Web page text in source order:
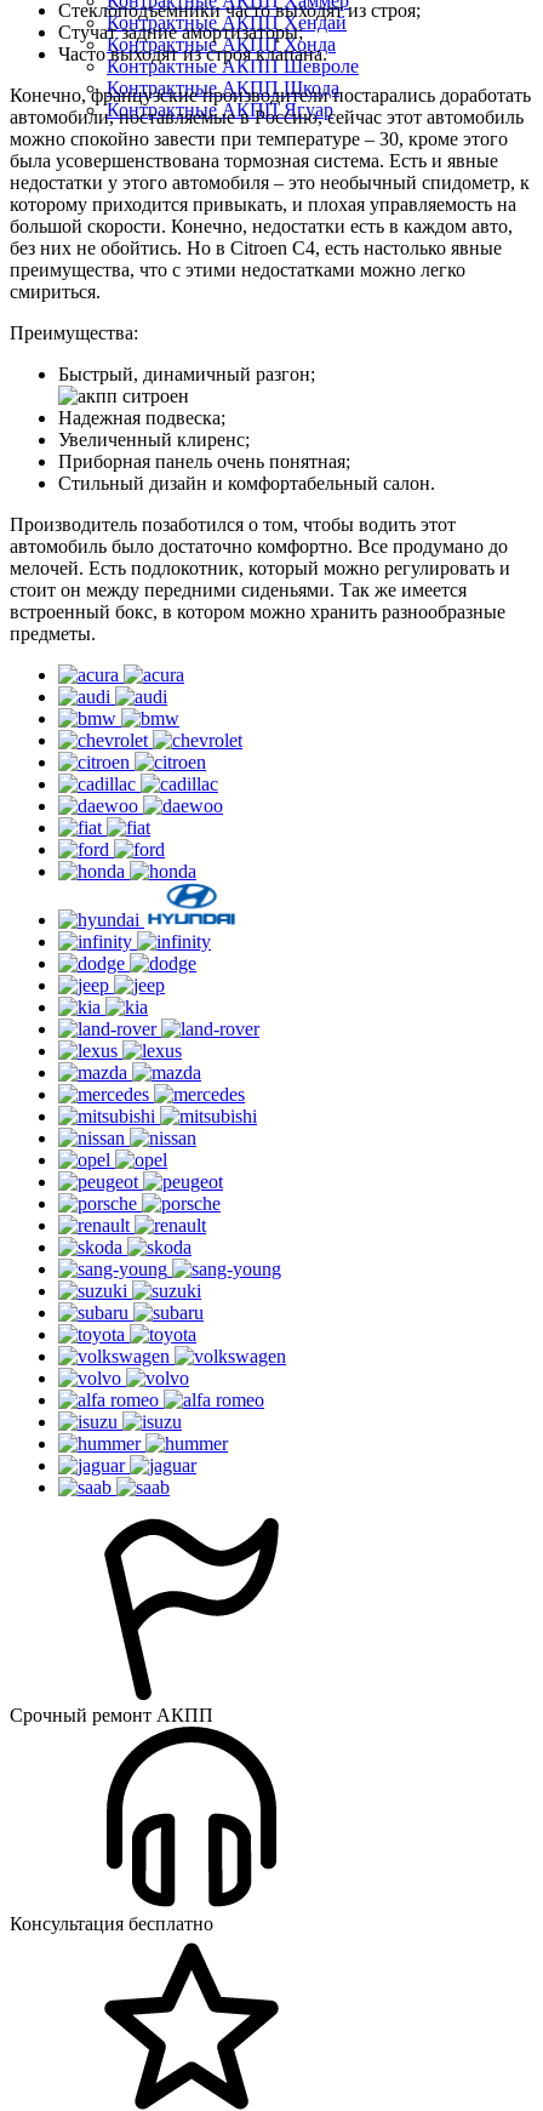
Контрактные АКПП Хендай
Контрактные АКПП Хонда
Контрактные АКПП Шевроле
Контрактные АКПП Шкода
Контрактные АКПП Ягуар
Стеклоподъемники часто выходят из строя;
Стучат задние амортизаторы;
Часто выходят из строя клапана.
Конечно, французские производители постарались доработать
автомобили, поставляемые в Россию, сейчас этот автомобиль
можно спокойно завести при температуре – 30, кроме этого
была усовершенствована тормозная система. Есть и явные
недостатки у этого автомобиля – это необычный спидометр, к
которому приходится привыкать, и плохая управляемость на
большой скорости. Конечно, недостатки есть в каждом авто,
без них не обойтись. Но в Citroen C4, есть настолько явные
преимущества, что с этими недостатками можно легко
смириться.
Преимущества:
Быстрый, динамичный разгон;
Надежная подвеска;
Увеличенный клиренс;
Приборная панель очень понятная;
Стильный дизайн и комфортабельный салон.
Производитель позаботился о том, чтобы водить этот
автомобиль было достаточно комфортно. Все продумано до
мелочей. Есть подлокотник, который можно регулировать и
стоит он между передними сиденьями. Так же имеется
встроенный бокс, в котором можно хранить разнообразные
предметы.
Срочный ремонт АКПП
Консультация бесплатно